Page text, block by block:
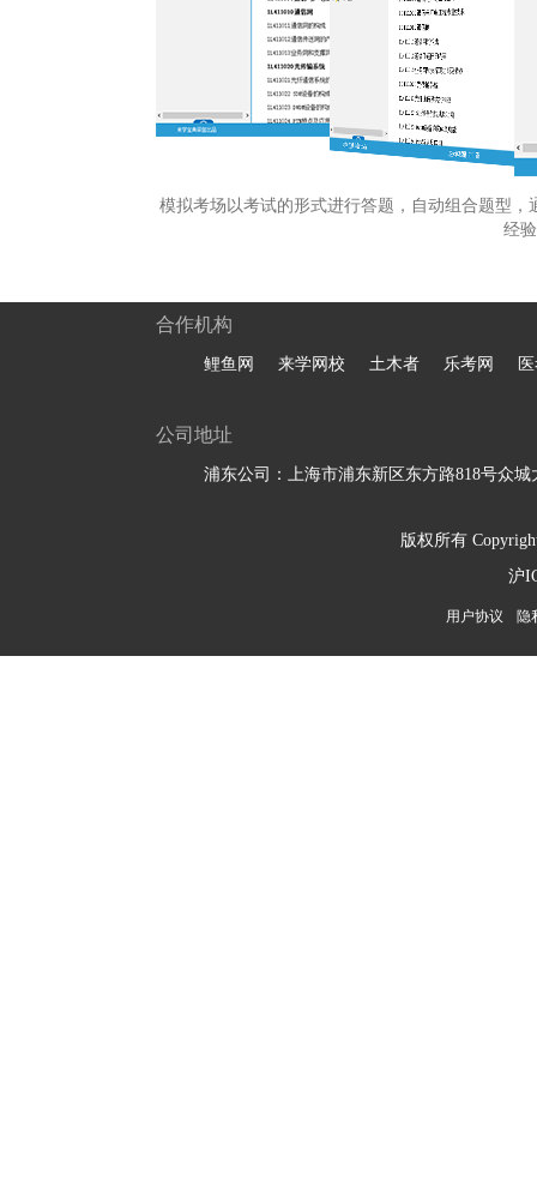
模拟考场以考试的形式进行答题，自动组合题型
经
合作机构
鲤鱼网 来学网校 土木者 乐考网
公司地址
浦东公司：上海市浦东新区东方路818号众城
版权所有
沪
用户协议 隐